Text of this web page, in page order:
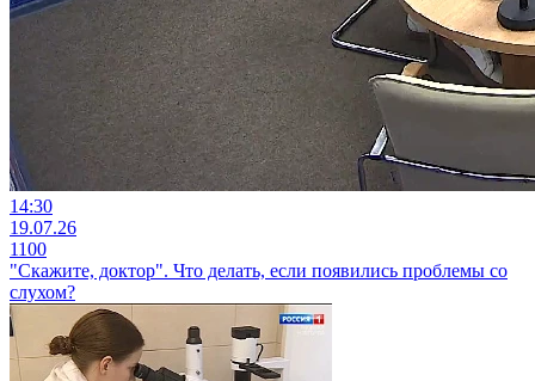
14:30
19.07.26
1100
"Скажите, доктор". Что делать, если появились проблемы со
слухом?